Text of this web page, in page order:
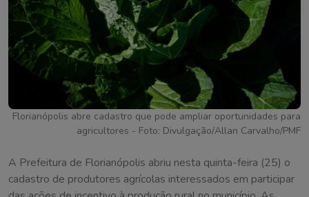
Florianópolis abre cadastro que pode ampliar oportunidades para
agricultores - Foto: Divulgação/Allan Carvalho/PMF
A Prefeitura de Florianópolis abriu nesta quinta-feira (25) o
cadastro de produtores agrícolas interessados em participar